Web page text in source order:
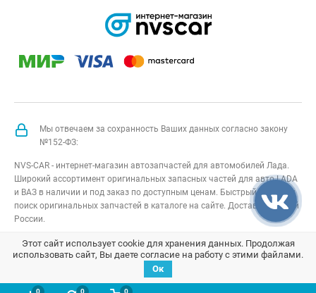
0 0 0
Мы отвечаем за сохранность Ваших данных согласно закону
№152-ФЗ:
NVS-CAR - интернет-магазин автозапчастей для автомобилей Лада.
Широкий ассортимент оригинальных запасных частей для авто LADA
и ВАЗ в наличии и под заказ по доступным ценам. Быстрый подбор и
поиск оригинальных запчастей в каталоге на сайте. Доставка по всей
России.
NVS-CAR© 2014 –2026Все права защищеныкарта сайта;
Договор оферта; Политика конфиденциальности
Этот сайт использует cookie для хранения данных. Продолжая
использовать сайт, Вы даете согласие на работу с этими файлами.
Ок